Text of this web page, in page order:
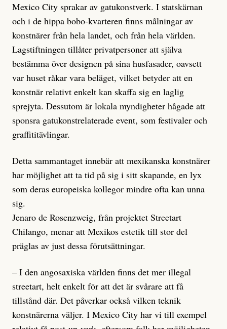
Mexico City sprakar av gatukonstverk. I statskärnan
och i de hippa bobo-kvarteren finns målningar av
konstnärer från hela landet, och från hela världen.
Lagstiftningen tillåter privatpersoner att själva
bestämma över designen på sina husfasader, oavsett
var huset råkar vara beläget, vilket betyder att en
konstnär rela­tivt enkelt kan skaffa sig en laglig
sprejyta. Dessutom är lokala myndigheter hågade att
sponsra gatukonstrelaterade event, som festivaler och
graffititävlingar.
Detta sammantaget innebär att mexikanska konstnärer
har möjlighet att ta tid på sig i sitt skapande, en lyx
som deras europeiska kollegor mindre ofta kan unna
sig.
Jenaro de Rosenzweig, från projektet Streetart
Chilango, menar att Mexikos estetik till stor del
präglas av just dessa förutsättningar.
– I den angosaxiska världen finns det mer illegal
streetart, helt enkelt för att det är svårare att få
tillstånd där. Det påverkar också vilken teknik
konstnärerna väljer. I Mexico City har vi till exempel